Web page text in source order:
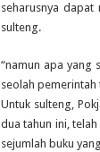
seharusnya
sulteng.
“namun apa yang
seolah pemerintah
Untuk sulteng,
dua tahun ini,
sejumlah buku